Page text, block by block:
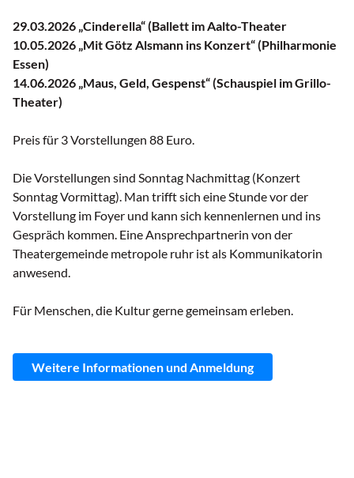
29.03.2026 „Cinderella“ (Ballett im Aalto-Theater
10.05.2026 „Mit Götz Alsmann ins Konzert“ (Philharmonie
Essen)
14.06.2026 „Maus, Geld, Gespenst“ (Schauspiel im Grillo-
Theater)
Preis für 3 Vorstellungen 88 Euro.
Die Vorstellungen sind Sonntag Nachmittag (Konzert
Sonntag Vormittag). Man trifft sich eine Stunde vor der
Vorstellung im Foyer und kann sich kennenlernen und ins
Gespräch kommen. Eine Ansprechpartnerin von der
Theatergemeinde metropole ruhr ist als Kommunikatorin
anwesend.
Für Menschen, die Kultur gerne gemeinsam erleben.
Weitere Informationen und Anmeldung